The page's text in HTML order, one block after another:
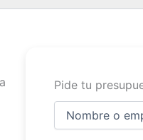
Pide tu
Nombre